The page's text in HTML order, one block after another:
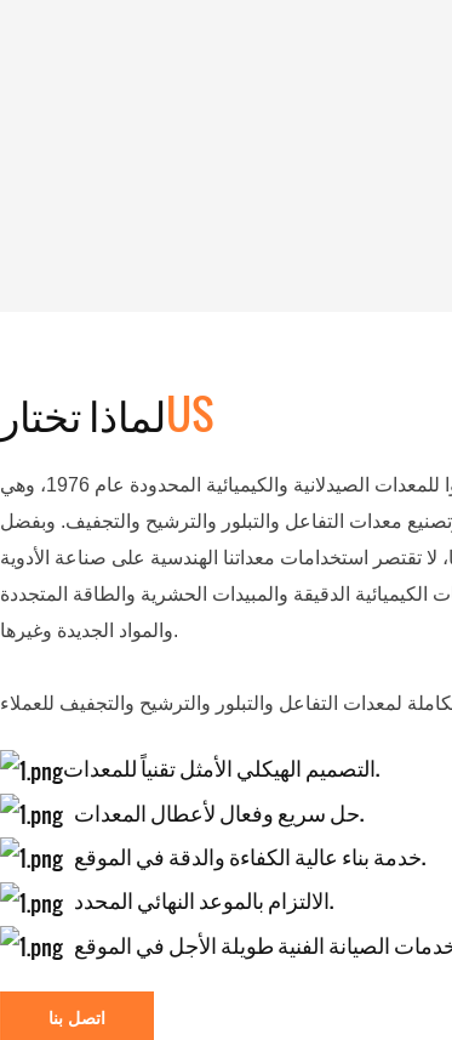
لماذا تختارUS
تأسست شركة ووشي تشانغهوا للمعدات الصيدلانية والكيميائية المحدودة عام 1976، وهي
معدات التفاعل والتبلور والترشيح والتجفيف. وبفضل
رائدة لأكثر من 40 عامًا، لا تقتصر استخدامات معداتنا الهندسية على صناعة الأدوية
الدقيقة والمبيدات الحشرية والطاقة المتجددة
والمواد الجديدة وغيرها.
التصميم الهيكلي الأمثل تقنياً للمعدات.
حل سريع وفعال لأعطال المعدات.
خدمة بناء عالية الكفاءة والدقة في الموقع.
الالتزام بالموعد النهائي المحدد.
اتصل بنا